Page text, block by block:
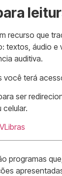
recurso que
textos, áudio
auditiva.
você terá
ser
programas